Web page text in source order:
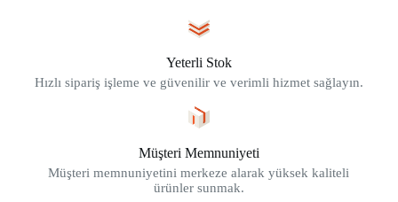
Yeterli Stok
Hızlı sipariş işleme ve güvenilir ve verimli hizmet sağlayın.
Müşteri Memnuniyeti
Müşteri memnuniyetini merkeze alarak yüksek kaliteli
ürünler sunmak.